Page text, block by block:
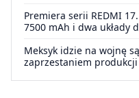
Premiera serii REDMI
7500 mAh i dwa układy
Meksyk idzie na wojnę
zaprzestaniem